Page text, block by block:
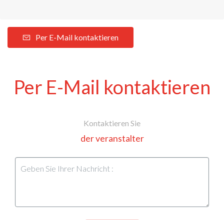
Per E-Mail kontaktieren
Per E-Mail kontaktieren
Kontaktieren Sie
der veranstalter